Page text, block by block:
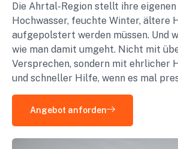
Die Ahrtal-Region stellt ihre
Hochwasser, feuchte Winter, ältere
aufgepolstert werden müssen. Und
wie man damit umgeht. Nicht mit
Versprechen, sondern mit ehrlicher
und schneller Hilfe, wenn es mal
Angebot anforden